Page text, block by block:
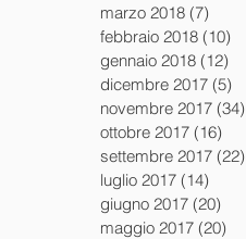
marzo 2018 (7)
febbraio 2018 (10)
gennaio 2018 (12)
dicembre 2017 (5)
novembre 2017 (34)
ottobre 2017 (16)
settembre 2017 (22)
luglio 2017 (14)
giugno 2017 (20)
maggio 2017 (20)